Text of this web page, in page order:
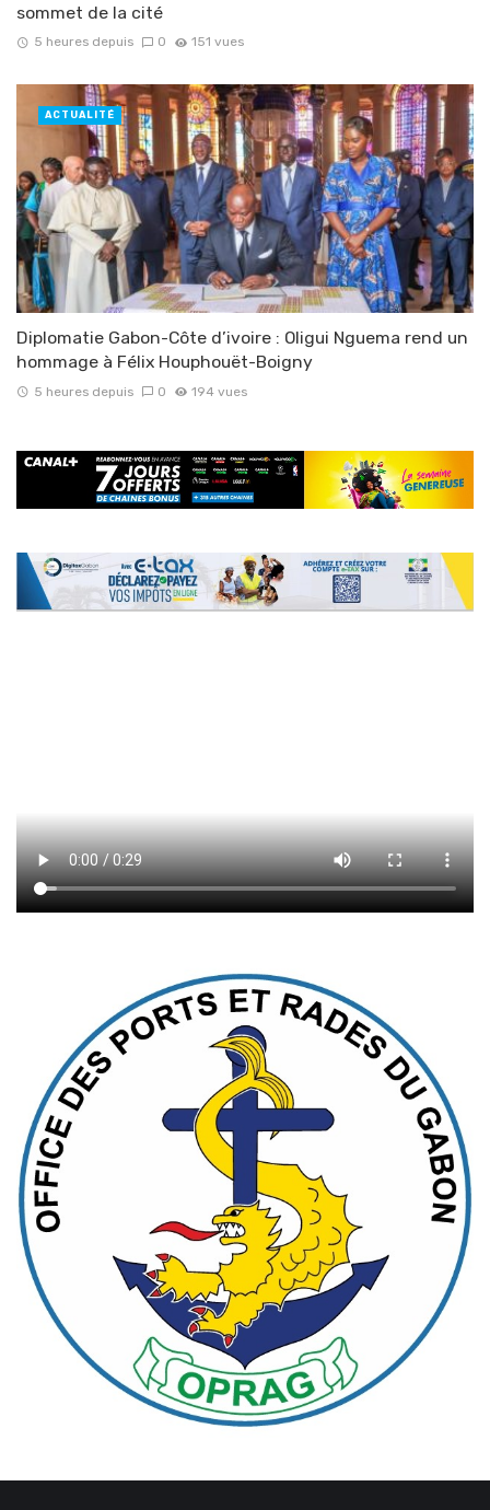
sommet de la cité
5 heures depuis 0 151 vues
Diplomatie Gabon-Côte d’ivoire : Oligui Nguema rend un
hommage à Félix Houphouët-Boigny
5 heures depuis 0 194 vues
ACTUALITÉ